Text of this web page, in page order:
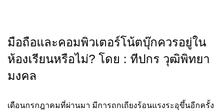
มือถือและคอมพิวเตอร์โน้ตบุ๊กควรอยู่ใน
ห้องเรียนหรือไม่? โดย : ทีปกร วุฒิพิทยา
มงคล
เดือนกรกฎาคมที่ผ่านมา มีการถกเถียงร้อนแรงระอุขึ้นอีกครั้ง